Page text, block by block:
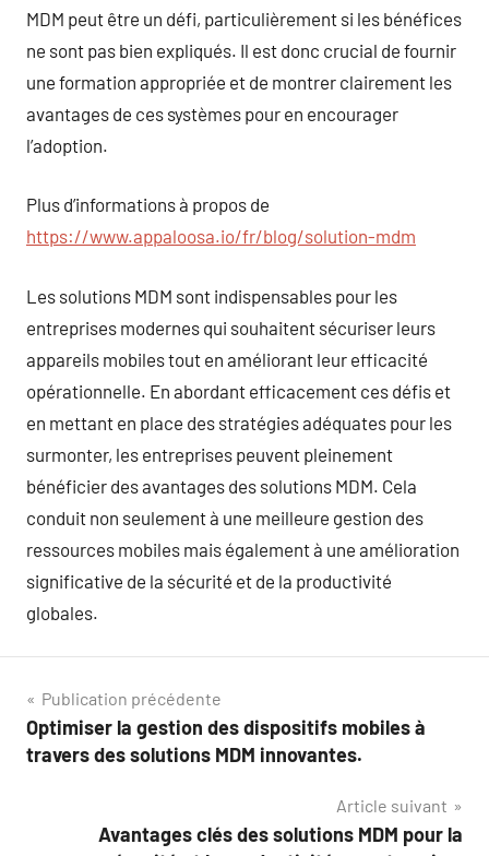
MDM peut être un défi, particulièrement si les bénéfices
ne sont pas bien expliqués. Il est donc crucial de fournir
une formation appropriée et de montrer clairement les
avantages de ces systèmes pour en encourager
l’adoption.
Plus d’informations à propos de
https://www.appaloosa.io/fr/blog/solution-mdm
Les solutions MDM sont indispensables pour les
entreprises modernes qui souhaitent sécuriser leurs
appareils mobiles tout en améliorant leur efficacité
opérationnelle. En abordant efficacement ces défis et
en mettant en place des stratégies adéquates pour les
surmonter, les entreprises peuvent pleinement
bénéficier des avantages des solutions MDM. Cela
conduit non seulement à une meilleure gestion des
ressources mobiles mais également à une amélioration
significative de la sécurité et de la productivité
globales.
Navigation
de
Publication précédente
Optimiser la gestion des dispositifs mobiles à
travers des solutions MDM innovantes.
Article suivant
Avantages clés des solutions MDM pour la